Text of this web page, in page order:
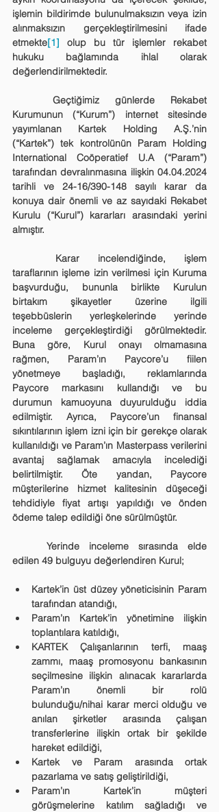
işlemin bildirimde bulunulmaksızın veya izin
alınmaksızın gerçekleştirilmesini ifade
etmekte[1] olup bu tür işlemler rekabet
hukuku bağlamında ihlal olarak
değerlendirilmektedir.
Kurumunun (“Kurum”) internet sitesinde
yayımlanan Kartek Holding A.Ş.’nin
(“Kartek”) tek kontrolünün Param Holding
International Coöperatief U.A (“Param”)
tarafından devralınmasına ilişkin 04.04.2024
tarihli ve 24-16/390-148 sayılı karar da
konuya dair önemli ve az sayıdaki Rekabet
Kurulu (“Kurul”) kararları arasındaki yerini
almıştır.
taraflarının işleme izin verilmesi için Kuruma
başvurduğu, bununla birlikte Kurulun
birtakım şikayetler üzerine ilgili
teşebbüslerin yerleşkelerinde yerinde
inceleme gerçekleştirdiği görülmektedir.
Buna göre, Kurul onayı olmamasına
rağmen, Param’ın Paycore’u fiilen
yönetmeye başladığı, reklamlarında
Paycore markasını kullandığı ve bu
durumun kamuoyuna duyurulduğu iddia
edilmiştir. Ayrıca, Paycore’un finansal
sıkıntılarının işlem izni için bir gerekçe olarak
kullanıldığı ve Param’ın Masterpass verilerini
avantaj sağlamak amacıyla incelediği
belirtilmiştir. Öte yandan, Paycore
müşterilerine hizmet kalitesinin düşeceği
tehdidiyle fiyat artışı yapıldığı ve önden
ödeme talep edildiği öne sürülmüştür.
edilen 49 bulguyu değerlendiren Kurul;
Kartek’in üst düzey yöneticisinin Param
tarafından atandığı,
Param’ın Kartek’in yönetimine ilişkin
toplantılara katıldığı,
KARTEK Çalışanlarının terfi, maaş
zammı, maaş promosyonu bankasının
seçilmesine ilişkin alınacak kararlarda
Param’ın önemli bir rolü
bulunduğu/nihai karar merci olduğu ve
anılan şirketler arasında çalışan
transferlerine ilişkin ortak bir şekilde
hareket edildiği,
Kartek ve Param arasında ortak
pazarlama ve satış geliştirildiği,
Param’ın Kartek’in müşteri
görüşmelerine katılım sağladığı ve